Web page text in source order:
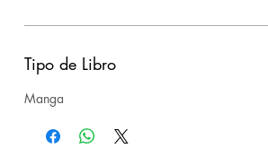
Tipo de Libro
Manga